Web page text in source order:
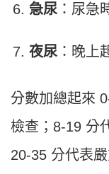
急尿 ：尿急
夜尿 ：晚上
分數加總起來
檢查；8-19 分
20-35 分代表